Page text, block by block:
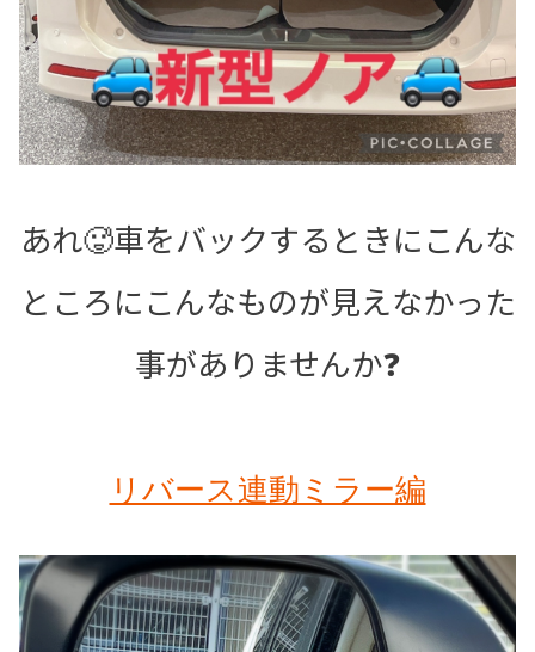
あれ🥵車をバックするときにこんな
ところにこんなものが見えなかった
事がありませんか❓
リバース連動ミラー編